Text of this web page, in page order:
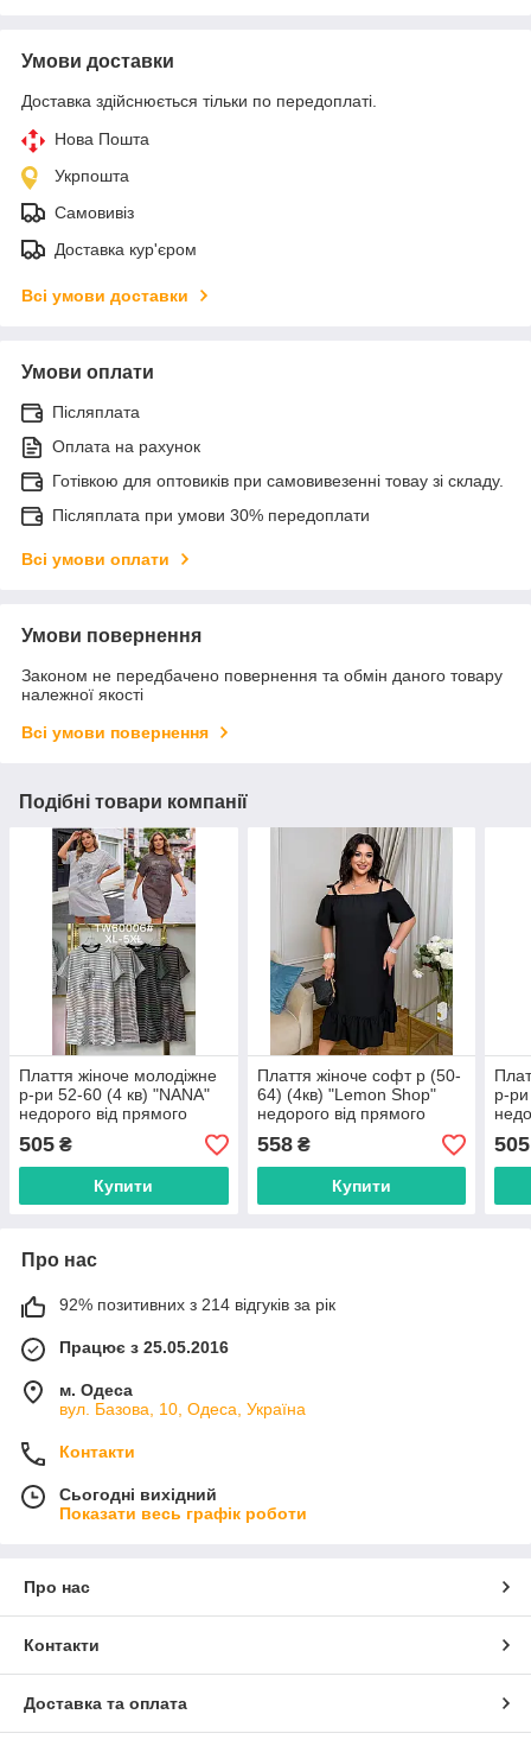
Умови доставки
Доставка здійснюється тільки по передоплаті.
Нова Пошта
Укрпошта
Самовивіз
Доставка кур'єром
Всі умови доставки
Умови оплати
Післяплата
Оплата на рахунок
Готівкою для оптовиків при самовивезенні товау зі складу.
Післяплата при умови 30% передоплати
Всі умови оплати
Умови повернення
Законом не передбачено повернення та обмін даного товару
належної якості
Всі умови повернення
Подібні товари компанії
Плаття жіноче молодіжне
р-ри 52-60 (4 кв) "NANA"
недорого від прямого
постачальника
505 ₴
Купити
Плаття жіноче софт р (50-
64) (4кв) "Lemon Shop"
недорого від прямого
постачальника
558₴
Купити
р-
505
Про нас
92% позитивних з 214 відгуків за рік
Працює з 25.05.2016
м. Одеса
вул. Базова, 10, Одеса, Україна
Контакти
Сьогодні вихідний
Показати весь графік роботи
Про нас
Контакти
Доставка та оплата